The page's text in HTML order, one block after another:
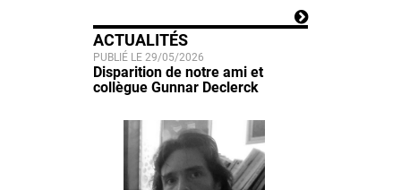
ACTUALITÉS
PUBLIÉ LE 29/05/2026
Disparition de notre ami et
collègue Gunnar Declerck